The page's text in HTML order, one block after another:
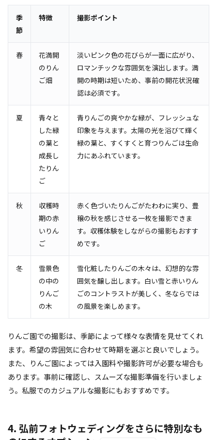
季
節
特徴 撮影ポイント
春
花満開
のりん
ご畑
淡いピンク色の花びらが一面に広がり、
ロマンチックな雰囲気を演出します。満
開の時期は短いため、事前の開花状況確
認は必須です。
夏
青々と
した緑
の葉と
成長し
たりん
ご
青りんごの爽やかな緑が、フレッシュな
印象を与えます。太陽の光を浴びて輝く
緑の葉と、すくすくと育つりんごは生命
力にあふれています。
秋
収穫時
期の赤
いりん
ご
赤く色づいたりんごがたわわに実り、豊
穣の秋を感じさせる一枚を撮影できま
す。収穫体験をしながらの撮影もおすす
めです。
冬
雪景色
の中の
りんご
の木
雪化粧したりんごの木々は、幻想的な雰
囲気を醸し出します。白い雪と赤いりん
ごのコントラストが美しく、冬ならでは
の風景を楽しめます。
りんご園での撮影は、季節によって様々な表情を見せてくれ
ます。希望の雰囲気に合わせて時期を選ぶと良いでしょう。
また、りんご園によっては入園料や撮影許可が必要な場合も
あります。事前に確認し、スムーズな撮影準備を行いましょ
う。私服でのカジュアルな撮影にもおすすめです。
4. 弘前フォトウェディングをさらに特別なも